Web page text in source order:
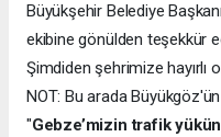
Büyükşehir Belediye
ekibine gönülden teşekkür
Şimdiden şehrimize hayırlı
NOT: Bu arada Büyükgöz'ün
"Gebze’mizin trafik